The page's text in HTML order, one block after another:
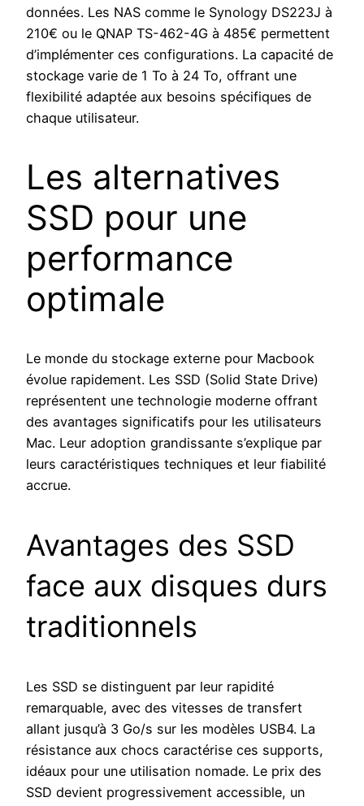
données. Les NAS comme le Synology DS223J à
210€ ou le QNAP TS-462-4G à 485€ permettent
d’implémenter ces configurations. La capacité de
stockage varie de 1 To à 24 To, offrant une
flexibilité adaptée aux besoins spécifiques de
chaque utilisateur.
Les alternatives
SSD pour une
performance
optimale
Le monde du stockage externe pour Macbook
évolue rapidement. Les SSD (Solid State Drive)
représentent une technologie moderne offrant
des avantages significatifs pour les utilisateurs
Mac. Leur adoption grandissante s’explique par
leurs caractéristiques techniques et leur fiabilité
accrue.
Avantages des SSD
face aux disques durs
traditionnels
Les SSD se distinguent par leur rapidité
remarquable, avec des vitesses de transfert
allant jusqu’à 3 Go/s sur les modèles USB4. La
résistance aux chocs caractérise ces supports,
idéaux pour une utilisation nomade. Le prix des
SSD devient progressivement accessible, un